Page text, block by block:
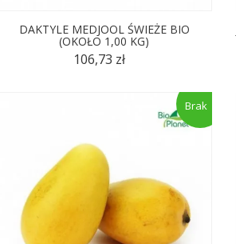
DAKTYLE MEDJOOL ŚWIEŻE BIO
(OKOŁO 1,00 KG)
106,73 zł
Brak